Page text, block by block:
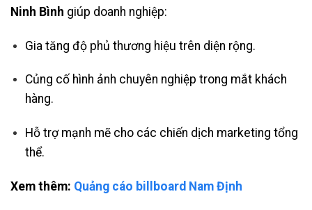
Ninh Bình giúp doanh nghiệp:
Gia tăng độ phủ thương hiệu trên diện rộng.
Củng cố hình ảnh chuyên nghiệp trong mắt khách
hàng.
Hỗ trợ mạnh mẽ cho các chiến dịch marketing tổng
thể.
Xem thêm: Quảng cáo billboard Nam Định